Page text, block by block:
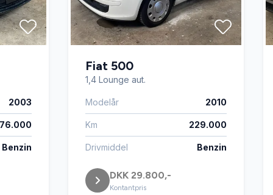
2003
Benzin
Fiat 500
1,4 Lounge aut.
Modelår 2010
Km 229.000
Drivmiddel Benzin
DKK 29.800,-
Kontantpris